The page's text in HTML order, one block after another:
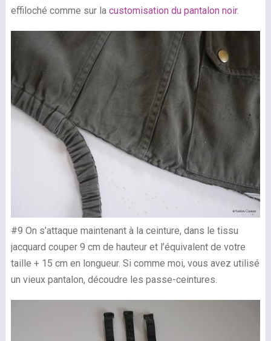
effiloché comme sur la customisation du pantalon noir.
#9 On s’attaque maintenant à la ceinture, dans le tissu
jacquard couper 9 cm de hauteur et l’équivalent de votre
taille + 15 cm en longueur. Si comme moi, vous avez utilisé
un vieux pantalon, découdre les passe-ceintures.